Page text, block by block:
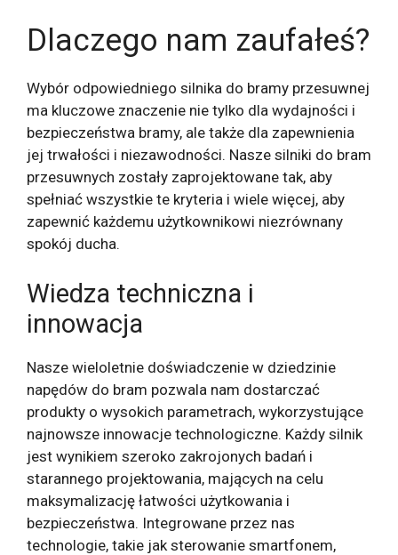
Dlaczego nam zaufałeś?
Wybór odpowiedniego silnika do bramy przesuwnej
ma kluczowe znaczenie nie tylko dla wydajności i
bezpieczeństwa bramy, ale także dla zapewnienia
jej trwałości i niezawodności. Nasze silniki do bram
przesuwnych zostały zaprojektowane tak, aby
spełniać wszystkie te kryteria i wiele więcej, aby
zapewnić każdemu użytkownikowi niezrównany
spokój ducha.
Wiedza techniczna i
innowacja
Nasze wieloletnie doświadczenie w dziedzinie
napędów do bram pozwala nam dostarczać
produkty o wysokich parametrach, wykorzystujące
najnowsze innowacje technologiczne. Każdy silnik
jest wynikiem szeroko zakrojonych badań i
starannego projektowania, mających na celu
maksymalizację łatwości użytkowania i
bezpieczeństwa. Integrowane przez nas
technologie, takie jak sterowanie smartfonem,